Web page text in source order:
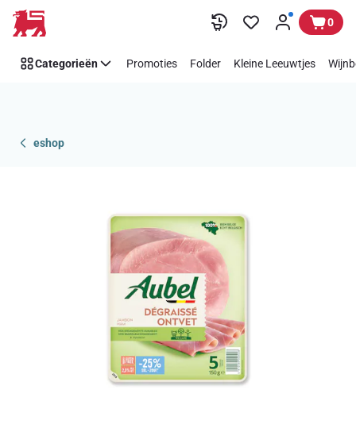
Overslaan 0
Categorieën Promoties Folder Kleine Leeuwtjes
eshop